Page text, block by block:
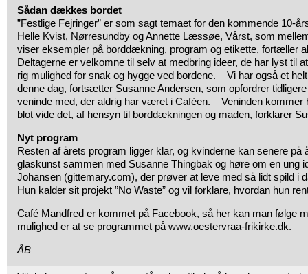
Sådan dækkes bordet
”Festlige Fejringer” er som sagt temaet for den kommende 10-
Helle Kvist, Nørresundby og Annette Læssøe, Vårst, som
viser eksempler på borddækning, program og etikette, fortæller
Deltagerne er velkomne til selv at medbring ideer, de har lyst til
rig mulighed for snak og hygge ved bordene. – Vi har også et
denne dag, fortsætter Susanne Andersen, som opfordrer
veninde med, der aldrig har været i Caféen. – Veninden kommer
blot vide det, af hensyn til borddækningen og maden, forklarer
Nyt program
Resten af årets program ligger klar, og kvinderne kan senere på
glaskunst sammen med Susanne Thingbak og høre om en ung
Johansen (gittemary.com), der prøver at leve med så lidt spild i
Hun kalder sit projekt ”No Waste” og vil forklare, hvordan hun
Café Mandfred er kommet på Facebook, så her kan man følge
mulighed er at se programmet på www.oestervraa-frikirke.dk.
ÅB